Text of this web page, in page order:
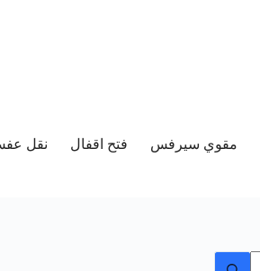
مقوي سيرفس فتح اقفال نقل